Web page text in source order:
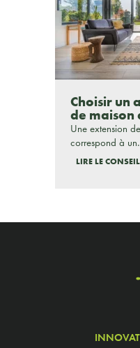
Choisir un
de maison
Une extension
correspond à
LIRE LE CONSEIL